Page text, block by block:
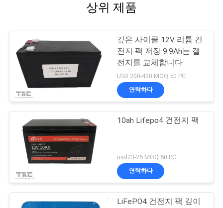
상위 제품
깊은 사이클 12V 리튬 건
전지 팩 저장 9.9Ah는 겔
전지를 교체합니다
USD 200-400 MOQ:50 PC
연락하다
10ah Lifepo4 건전지 팩
usd23-25 MOQ:50 PC
연락하다
LiFePO4 건전지 팩 깊이